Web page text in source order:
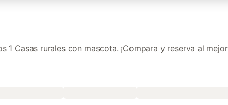
1 Casas rurales con mascota. ¡Compara y reserva al